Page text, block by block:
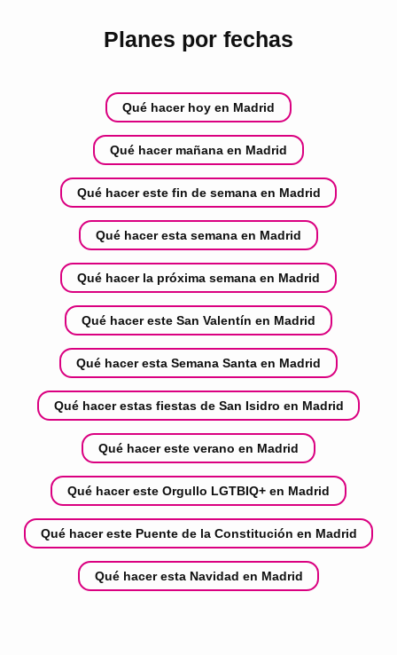
Planes por fechas
Qué hacer hoy en Madrid
Qué hacer mañana en Madrid
Qué hacer este fin de semana en Madrid
Qué hacer esta semana en Madrid
Qué hacer la próxima semana en Madrid
Qué hacer este San Valentín en Madrid
Qué hacer esta Semana Santa en Madrid
Qué hacer estas fiestas de San Isidro en Madrid
Qué hacer este verano en Madrid
Qué hacer este Orgullo LGTBIQ+ en Madrid
Qué hacer este Puente de la Constitución en Madrid
Qué hacer esta Navidad en Madrid